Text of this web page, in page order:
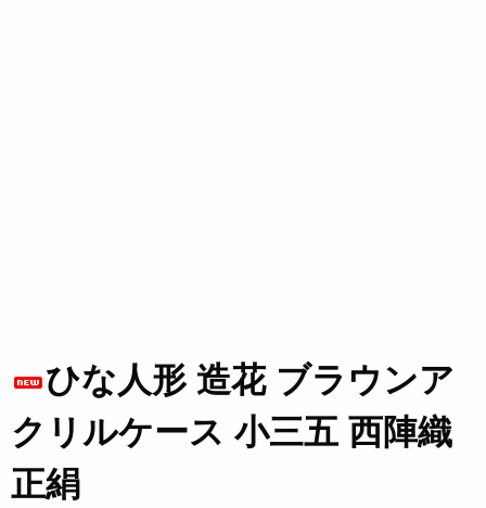
ひな人形 造花 ブラウンア
クリルケース 小三五 西陣織
正絹